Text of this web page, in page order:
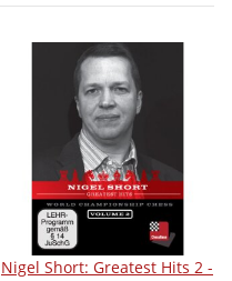
Nigel Short: Greatest Hits 2 -